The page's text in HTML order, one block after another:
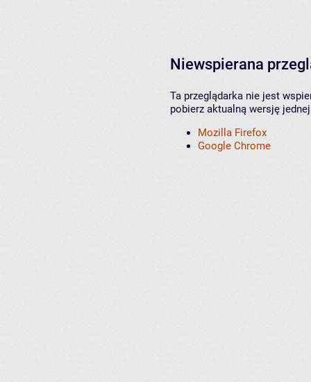
Niewspierana
Ta przeglądarka nie jest
pobierz aktualną wersję
Mozilla Firefox
Google Chrome